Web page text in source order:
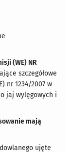
(WE) NR
szczegółowe
nr 1234/2007 w
jaj wylęgowych i
mają
ujęte